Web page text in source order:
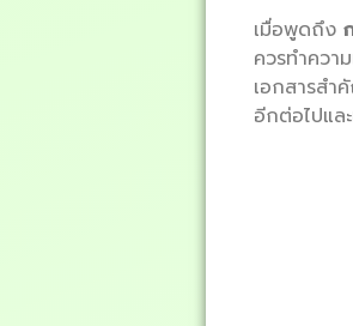
เมื่อพูดถึง
ควรทำควา
เอกสารสำ
อีกต่อไปแล